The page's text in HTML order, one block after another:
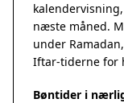
næste måned.
under
Iftar-tiderne for
Bøntider i